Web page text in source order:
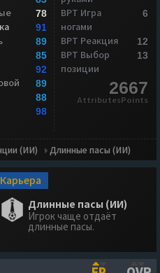
78
91
89
85
92
89
88
98
ВРТ Игра
ногами
6
ВРТ Реакция 12
ВРТ Выбор
позиции
13
2667
AttributesPoints
(ИИ) Длинные пасы (ИИ)
Карьера
Длинные пасы (ИИ)
Игрок чаще отдаёт
длинные пасы.